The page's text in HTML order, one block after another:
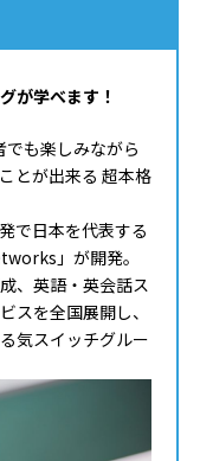
が学べます！
も楽しみながら
とが出来る 超本格
で日本を代表する
」が開発。
、英語・英会話ス
スを全国展開し、
気スイッチグルー
まで学べる最高の
度に合わせた個
ぶことが出来ま